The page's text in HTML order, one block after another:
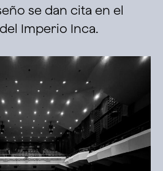
se dan cita en el
Imperio Inca.